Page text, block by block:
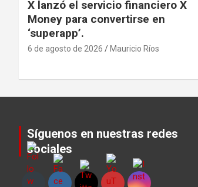
X lanzó el servicio financiero X
Money para convertirse en
‘superapp’.
6 de agosto de 2026 Mauricio Ríos
Síguenos en nuestras redes
sociales